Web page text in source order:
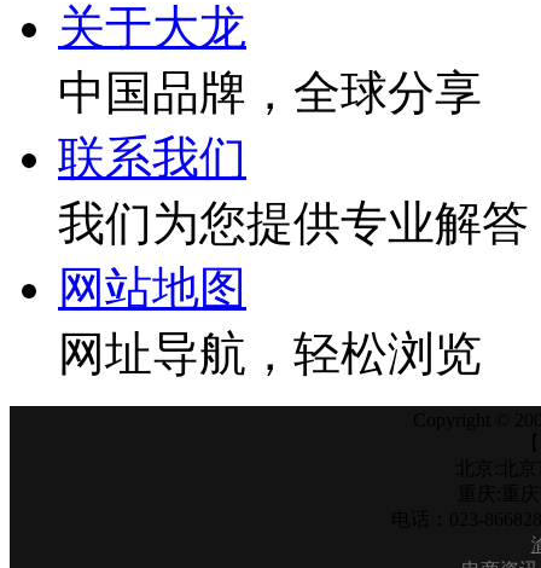
关于大龙
中国品牌，全球分享
联系我们
我们为您提供专业解答
网站地图
网址导航，轻松浏览